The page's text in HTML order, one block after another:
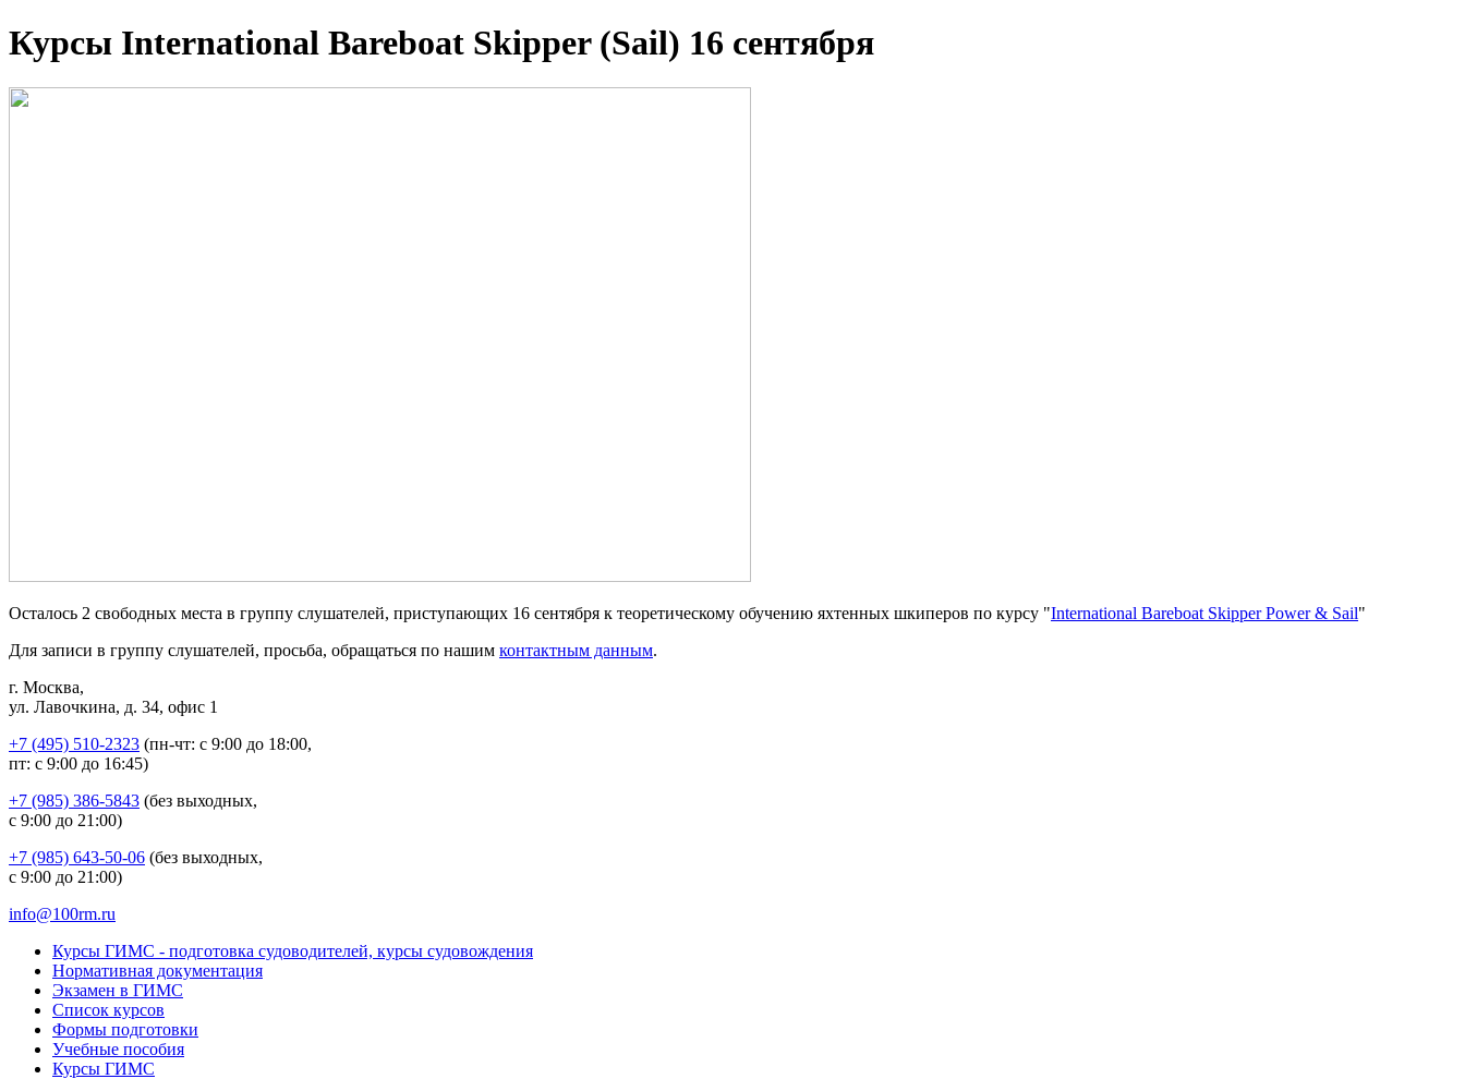
Курсы International Bareboat Skipper (Sаil) 16 сентября
Осталось 2 свободных места в группу слушателей, приступающих 16 сентября к теоретическому обучению яхтенных шкиперов по курсу "International Bareboat Skipper Power & Sаil"
Для записи в группу слушателей, просьба, обращаться по нашим контактным данным.
г. Москва,
ул. Лавочкина, д. 34, офис 1
+7 (495) 510-2323 (пн-чт: с 9:00 до 18:00,
пт: с 9:00 до 16:45)
+7 (985) 386-5843 (без выходных,
с 9:00 до 21:00)
+7 (985) 643-50-06 (без выходных,
с 9:00 до 21:00)
info@100rm.ru
Курсы ГИМС - подготовка судоводителей, курсы судовождения
Нормативная документация
Экзамен в ГИМС
Список курсов
Формы подготовки
Учебные пособия
Курсы ГИМС